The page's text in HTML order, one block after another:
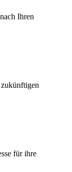
Ihren
für ihre